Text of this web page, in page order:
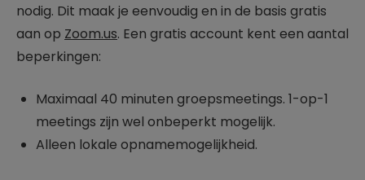
nodig. Dit maak je eenvoudig en in de basis gratis
aan op Zoom.us. Een gratis account kent een aantal
beperkingen:
Maximaal 40 minuten groepsmeetings. 1-op-1
meetings zijn wel onbeperkt mogelijk.
Alleen lokale opnamemogelijkheid.